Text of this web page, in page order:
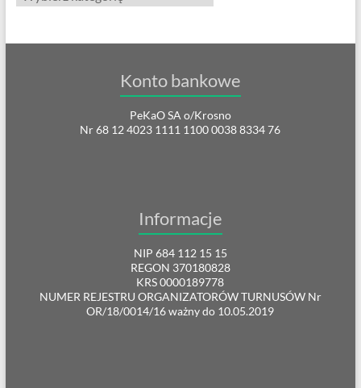
Konto bankowe
PeKaO SA o/Krosno
Nr 68 12 4023 1111 1100 0038 8334 76
Informacje
NIP 684 112 15 15
REGON 370180828
KRS 0000189778
NUMER REJESTRU ORGANIZATORÓW TURNUSÓW Nr
OR/18/0014/16 ważny do 10.05.2019